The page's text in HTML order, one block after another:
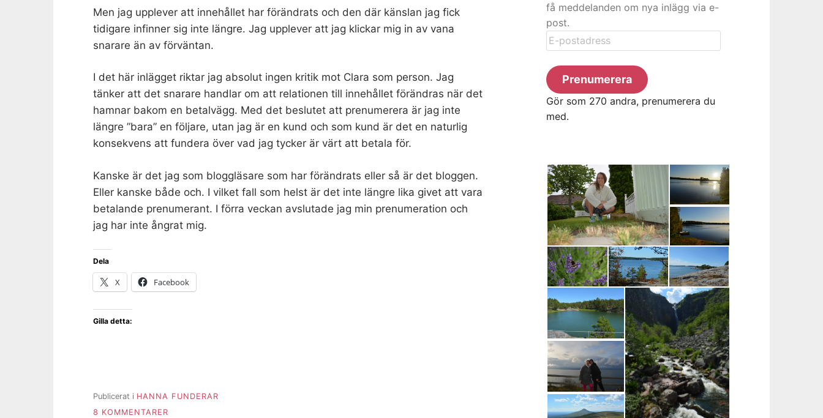
Men jag upplever att innehållet har förändrats och den där känslan jag fick
tidigare infinner sig inte längre. Jag upplever att jag klickar mig in av vana
snarare än av förväntan.
I det här inlägget riktar jag absolut ingen kritik mot Clara som person. Jag
tänker att det snarare handlar om att relationen till innehållet förändras när det
hamnar bakom en betalvägg. Med det beslutet att prenumerera är jag inte
längre ”bara” en följare, utan jag är en kund och som kund är det en naturlig
konsekvens att fundera över vad jag tycker är värt att betala för.
Kanske är det jag som bloggläsare som har förändrats eller så är det bloggen.
Eller kanske både och. I vilket fall som helst är det inte längre lika givet att vara
betalande prenumerant. I förra veckan avslutade jag min prenumeration och
jag har inte ångrat mig.
Dela
X Facebook
Gilla detta:
Publicerat i HANNA FUNDERAR
8 KOMMENTARER
få meddelanden om nya inlägg via e-
post.
E-
postadress
Prenumerera
Gör som 270 andra, prenumerera du
med.